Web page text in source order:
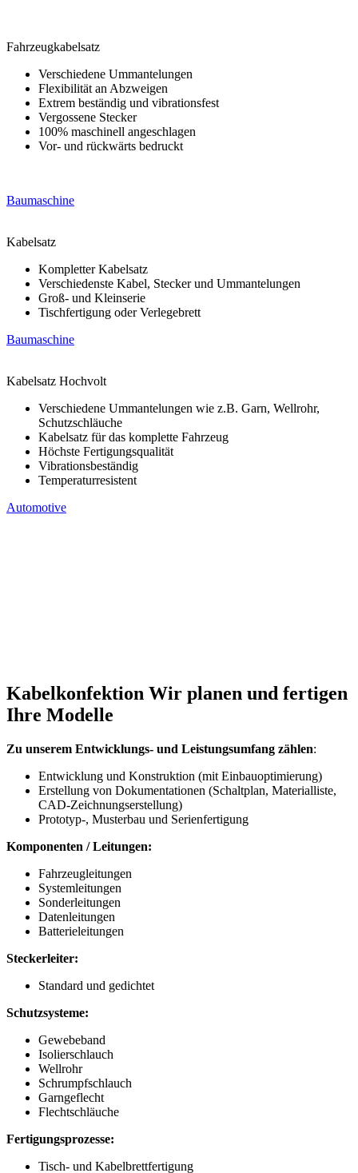
Fahrzeugkabelsatz
Verschiedene Ummantelungen
Flexibilität an Abzweigen
Extrem beständig und vibrationsfest
Vergossene Stecker
100% maschinell angeschlagen
Vor- und rückwärts bedruckt
Baumaschine
Kabelsatz
Kompletter Kabelsatz
Verschiedenste Kabel, Stecker und Ummantelungen
Groß- und Kleinserie
Tischfertigung oder Verlegebrett
Baumaschine
Kabelsatz Hochvolt
Verschiedene Ummantelungen wie z.B. Garn, Wellrohr,
Schutzschläuche
Kabelsatz für das komplette Fahrzeug
Höchste Fertigungsqualität
Vibrationsbeständig
Temperaturresistent
Automotive
Kabelkonfektion Wir planen und fertigen
Ihre Modelle
Zu unserem Entwicklungs- und Leistungsumfang zählen:
Entwicklung und Konstruktion (mit Einbauoptimierung)
Erstellung von Dokumentationen (Schaltplan, Materialliste,
CAD-Zeichnungserstellung)
Prototyp-, Musterbau und Serienfertigung
Komponenten / Leitungen:
Fahrzeugleitungen
Systemleitungen
Sonderleitungen
Datenleitungen
Batterieleitungen
Steckerleiter:
Standard und gedichtet
Schutzsysteme:
Gewebeband
Isolierschlauch
Wellrohr
Schrumpfschlauch
Garngeflecht
Flechtschläuche
Fertigungsprozesse:
Tisch- und Kabelbrettfertigung